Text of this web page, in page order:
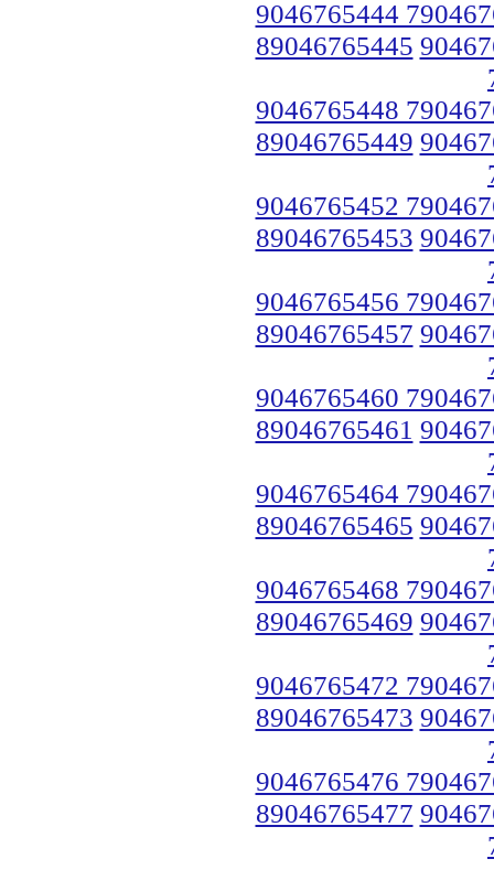
9046765444
89046765445
9046765448
89046765449
9046765452
89046765453
9046765456
89046765457
9046765460
89046765461
9046765464
89046765465
9046765468
89046765469
9046765472
89046765473
9046765476
89046765477